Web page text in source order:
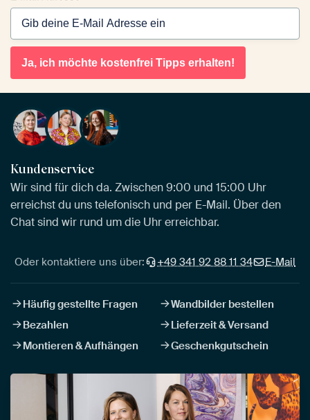
Ja, ich möchte kostenfrei Tipps erhalten!
Kundenservice
Wir sind für dich da. Zwischen 9:00 und 15:00 Uhr
erreichst du uns telefonisch und per E-Mail. Über den
Chat sind wir rund um die Uhr erreichbar.
Oder kontaktiere uns über: +49 341 92 88 11 34 E-Mail
Häufig gestellte Fragen
Wandbilder bestellen
Bezahlen
Lieferzeit & Versand
Montieren & Aufhängen
Geschenkgutschein